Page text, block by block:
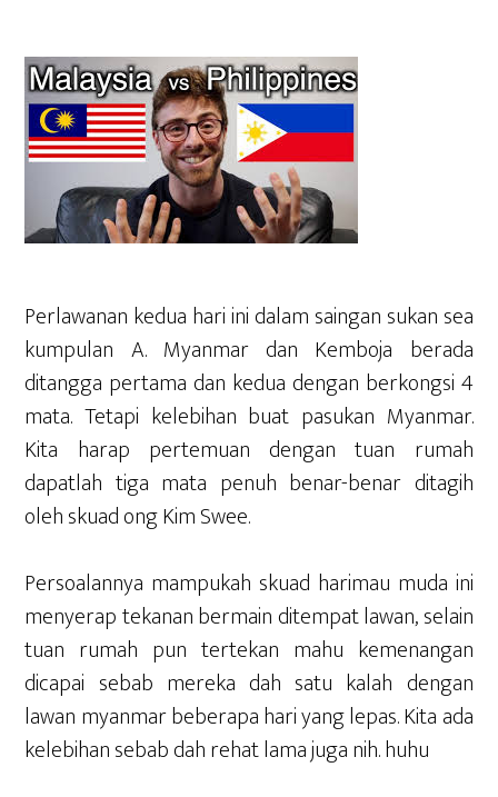
Perlawanan kedua hari ini dalam saingan sukan sea
kumpulan A. Myanmar dan Kemboja berada
ditangga pertama dan kedua dengan berkongsi 4
mata. Tetapi kelebihan buat pasukan Myanmar.
Kita harap pertemuan dengan tuan rumah
dapatlah tiga mata penuh benar-benar ditagih
oleh skuad ong Kim Swee.
Persoalannya mampukah skuad harimau muda ini
menyerap tekanan bermain ditempat lawan, selain
tuan rumah pun tertekan mahu kemenangan
dicapai sebab mereka dah satu kalah dengan
lawan myanmar beberapa hari yang lepas. Kita ada
kelebihan sebab dah rehat lama juga nih. huhu